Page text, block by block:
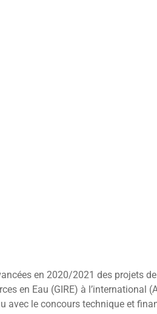
en 2020/2021 des projets
en Eau (GIRE) à l’international
avec le concours technique et